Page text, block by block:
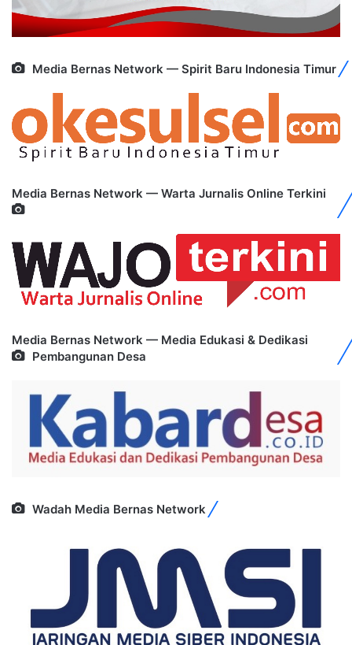
Media Bernas Network — Spirit Baru Indonesia Timur
Media Bernas Network — Warta Jurnalis Online Terkini
Media Bernas Network — Media Edukasi & Dedikasi
Pembangunan Desa
Wadah Media Bernas Network